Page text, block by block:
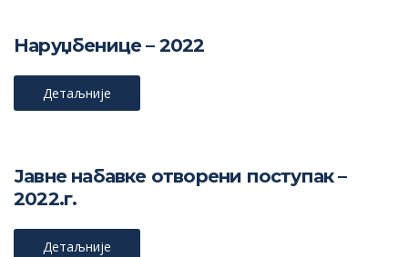
Наруџбеницe – 2022
Детаљније
Јавне набавке отворени поступак –
2022.г.
Детаљније